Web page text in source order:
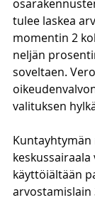
tulee laskea
momentin 2
neljän
soveltaen.
valituksen
Kuntayhtymän
käyttöiältään
arvostamislain